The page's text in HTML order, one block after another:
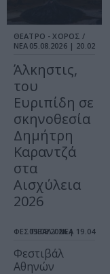
ΘΕΑΤΡΟ - ΧΟΡΟΣ /
ΝΕΑ 05.08.2026 | 20.02
Άλκηστις,
του
Ευριπίδη σε
σκηνοθεσία
Δημήτρη
Καραντζά
στα
Αισχύλεια
2026
ΦΕΣΤΙΒΑΛ / ΝΕΑ
05.08.2026 | 19.04
Φεστιβάλ
Αθηνών